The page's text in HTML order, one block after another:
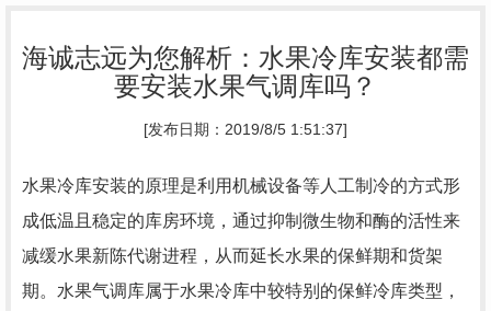
海诚志远为您解析：水果冷库安装都需
要安装水果气调库吗？
[发布日期：2019/8/5 1:51:37]
水果冷库安装的原理是利用机械设备等人工制冷的方式形
成低温且稳定的库房环境，通过抑制微生物和酶的活性来
减缓水果新陈代谢进程，从而延长水果的保鲜期和货架
期。水果气调库属于水果冷库中较特别的保鲜冷库类型，